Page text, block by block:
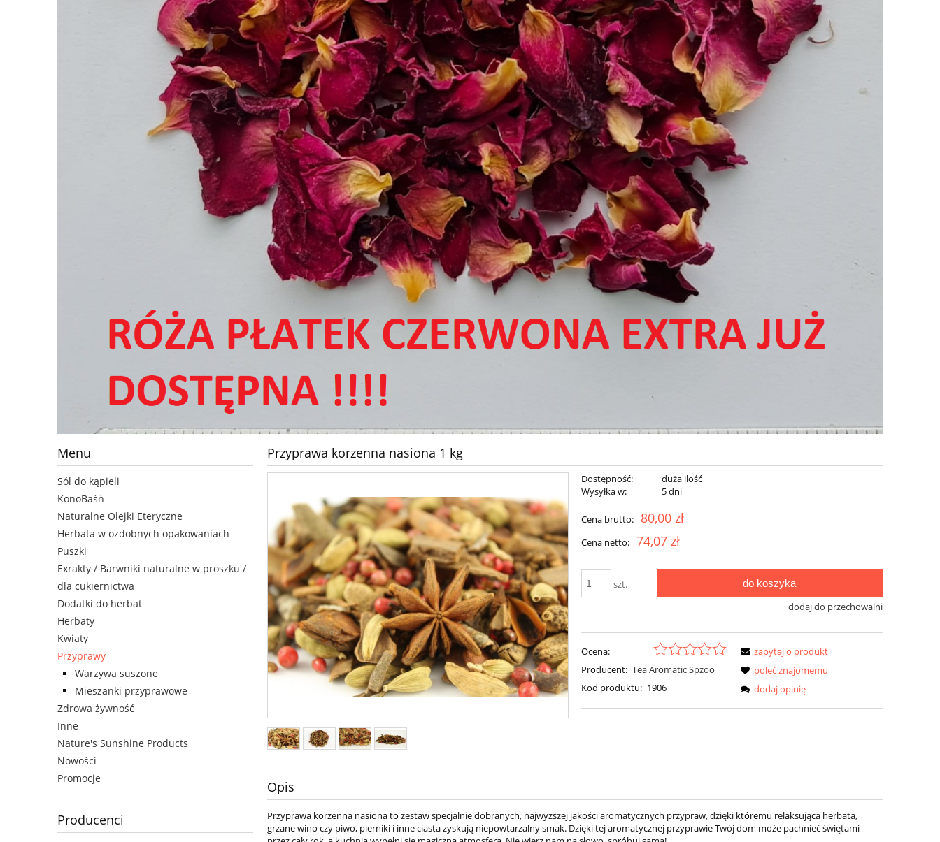
Menu
Sól do kąpieli
KonoBaśń
Naturalne Olejki Eteryczne
Herbata w ozdobnych opakowaniach
Puszki
Exrakty / Barwniki naturalne w proszku /
dla cukiernictwa
Dodatki do herbat
Herbaty
Kwiaty
Przyprawy
Warzywa suszone
Mieszanki przyprawowe
Zdrowa żywność
Inne
Nature's Sunshine Products
Nowości
Promocje
Producenci
Przyprawa korzenna nasiona 1 kg
Dostępność:
duża ilość
Wysyłka w:
5 dni
Cena brutto: 80,00 zł
Cena netto: 74,07 zł
szt. do koszyka
dodaj do przechowalni
Ocena:
Producent: Tea Aromatic Spzoo
Kod produktu: 1906
zapytaj o produkt
poleć znajomemu
dodaj opinię
Opis
Przyprawa korzenna nasiona to zestaw specjalnie dobranych, najwyższej jakości aromatycznych przypraw, dzięki któremu relaksująca herbata,
grzane wino czy piwo, pierniki i inne ciasta zyskują niepowtarzalny smak. Dzięki tej aromatycznej przyprawie Twój dom może pachnieć świętami